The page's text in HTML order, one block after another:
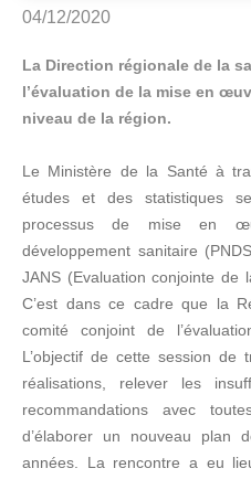
04/12/2020
La Direction régionale de la
l’évaluation de la mise en
niveau de la région.
Le Ministère de la Santé à
études et des statistiques
processus de mise en
développement sanitaire
JANS (Evaluation conjointe de
C’est dans ce cadre que la
comité conjoint de
L’objectif de cette session
réalisations, relever les
recommandations avec
d’élaborer un nouveau plan
années. La rencontre a eu